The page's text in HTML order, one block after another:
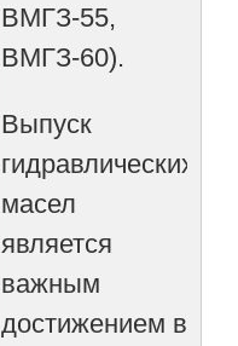
ВМГЗ-55,
ВМГЗ-60).
Выпуск
гидравлических
масел
является
важным
достижением в